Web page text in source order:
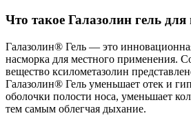
Что такое Галазолин гель для
Галазолин® Гель — это
насморка для местного применения.
вещество ксилометазолин
Галазолин® Гель уменьшает отек и
оболочки полости носа, уменьшает
тем самым облегчая дыхание.